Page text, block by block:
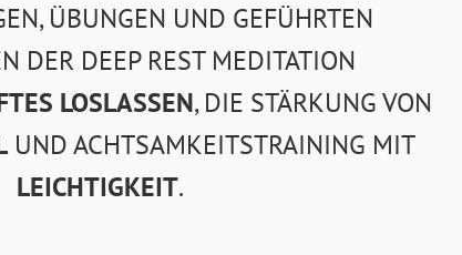
ÜBUNGEN UND GEFÜHRTEN
DER DEEP REST MEDITATION
LOSLASSEN, DIE STÄRKUNG VON
UND ACHTSAMKEITSTRAINING MIT
LEICHTIGKEIT.